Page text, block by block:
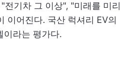
전기차 그 이상", "미래를 미리
이어진다. 국산 럭셔리 EV의
이라는 평가다.